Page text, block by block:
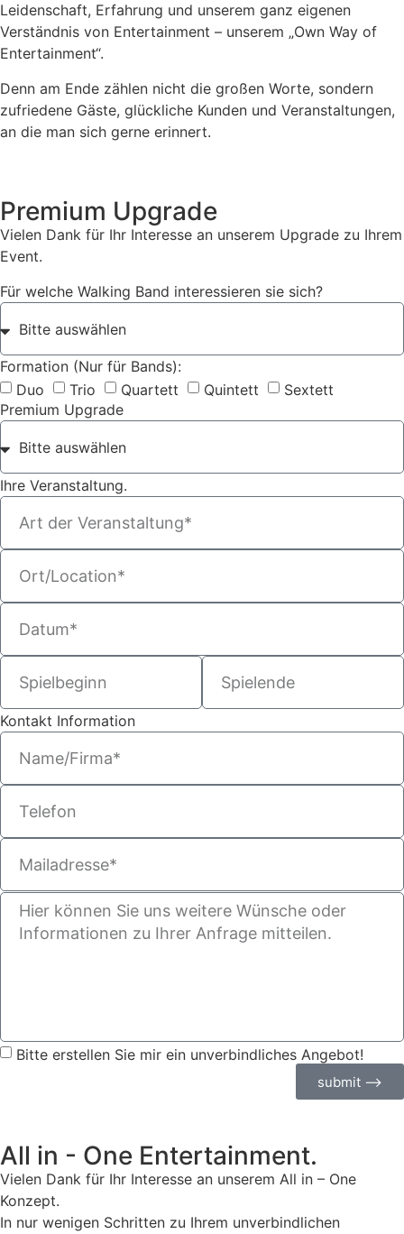
Leidenschaft, Erfahrung und unserem ganz eigenen
Verständnis von Entertainment – unserem „Own Way of
Entertainment“.
Denn am Ende zählen nicht die großen Worte, sondern
zufriedene Gäste, glückliche Kunden und Veranstaltungen,
an die man sich gerne erinnert.
Premium Upgrade
Vielen Dank für Ihr Interesse an unserem Upgrade zu Ihrem
Event.
Für welche Walking Band interessieren sie sich?
Formation (Nur für Bands):
Duo
Trio Quartett Quintett
Sextett
Premium Upgrade
Ihre Veranstaltung.
Kontakt Information
Bitte erstellen Sie mir ein unverbindliches Angebot!
submit ⟶
All in - One Entertainment.
Vielen Dank für Ihr Interesse an unserem All in – One
Konzept.
In nur wenigen Schritten zu Ihrem unverbindlichen